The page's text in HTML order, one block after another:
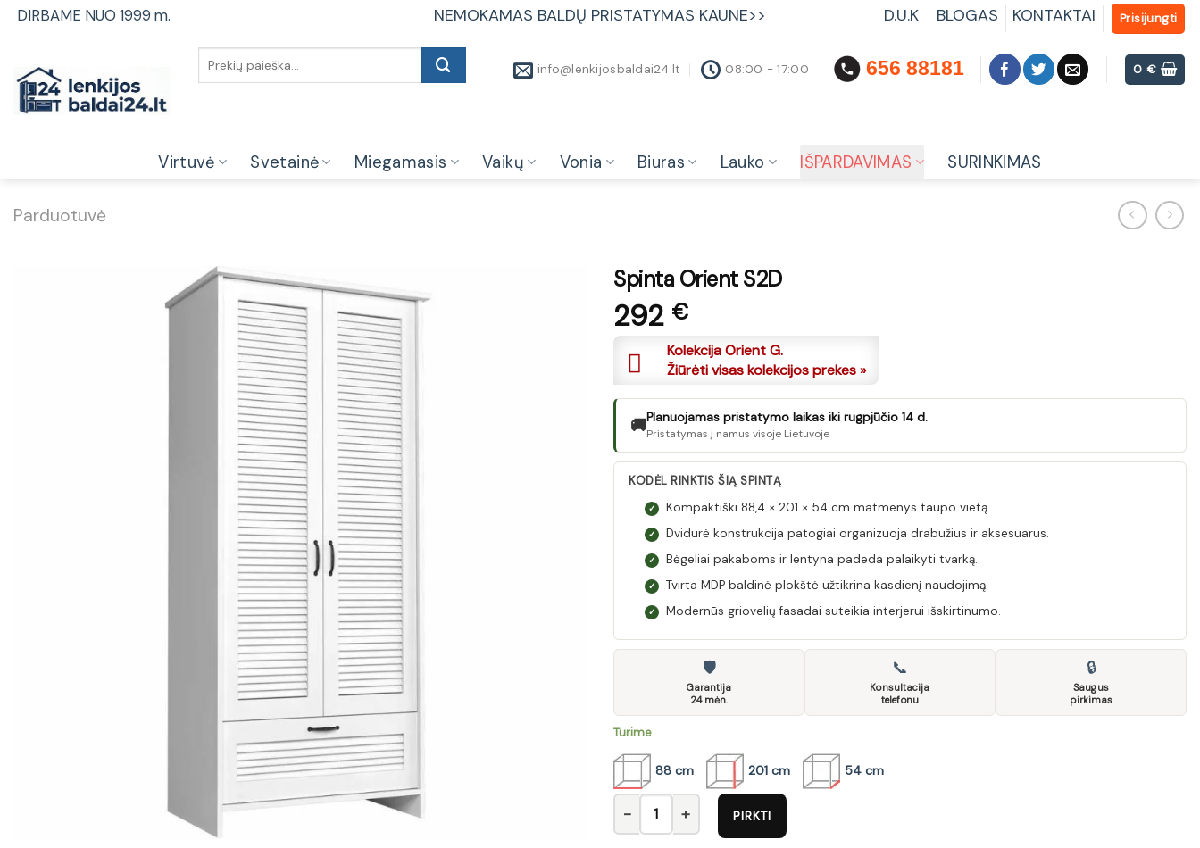
SkipDIRBAME NUO 1999 m. NEMOKAMAS BALDŲ PRISTATYMAS KAUNE>> D.U.K BLOGAS KONTAKTAI Prisijungti
info@lenkijosbaldai24.lt
08:00 - 17:00 656 88181 0€
Virtuvė Svetainė Miegamasis Vaikų Vonia Biuras Lauko IŠPARDAVIMAS SURINKIMAS
Parduotuvė
Spinta Orient S2D
292 €
Kolekcija Orient G.
Žiūrėti visas kolekcijos prekes »
🚚Planuojamas pristatymo laikas iki rugpjūčio 14 d.
Pristatymas į namus visoje Lietuvoje
KODĖL RINKTIS ŠIĄ SPINTĄ
✓ Kompaktiški 88,4 × 201 × 54 cm matmenys taupo vietą.
✓ Dvidurė konstrukcija patogiai organizuoja drabužius ir aksesuarus.
✓ Bėgeliai pakaboms ir lentyna padeda palaikyti tvarką.
✓ Tvirta MDP baldinė plokštė užtikrina kasdienį naudojimą.
✓ Modernūs griovelių fasadai suteikia interjerui išskirtinumo.
🛡
Garantija
24 mėn.
📞
Konsultacija
telefonu
🔒
Saugus
pirkimas
Turime
88 cm 201 cm 54 cm
produkto kiekis: Spinta Orient S2D
PIRKTI